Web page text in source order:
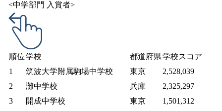
<中学部門 入賞者>
順位学校 都道府県学校スコア
1
筑波大学附属駒場中学校 東京
2,528,039
2
灘中学校 兵庫
2,325,297
3
開成中学校 東京
1,501,312